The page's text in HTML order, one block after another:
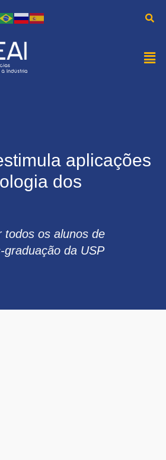
aplicações
dos
todos os alunos de
graduação da USP